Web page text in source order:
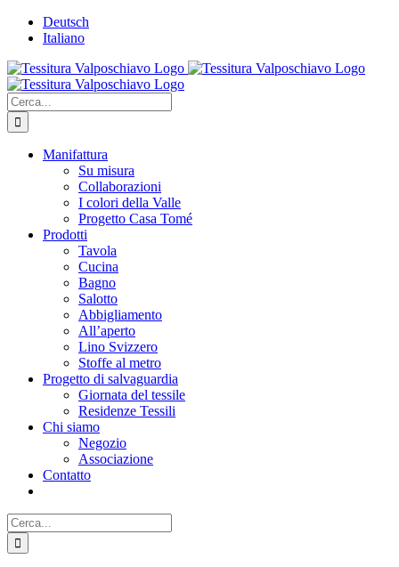
Salta
Deutsch
Italiano
Cerca
per:
Manifattura
Su misura
Collaborazioni
I colori della Valle
Progetto Casa Tomé
Prodotti
Tavola
Cucina
Bagno
Salotto
Abbigliamento
All’aperto
Lino Svizzero
Stoffe al metro
Progetto di salvaguardia
Giornata del tessile
Residenze Tessili
Chi siamo
Negozio
Associazione
Contatto
Cerca
per: